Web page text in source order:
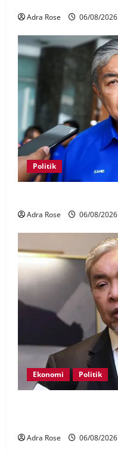
Adra Rose 06/08/2026
Politik
Adra Rose 06/08/2026
Ekonomi Politik
Adra Rose 06/08/2026